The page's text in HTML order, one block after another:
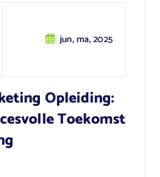
jun, ma, 2025
Opleiding:
Toekomst